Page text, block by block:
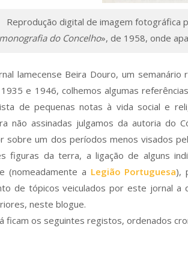
Reprodução digital de imagem fotográfica
monografia do Concelho», de 1958, onde
lamecense Beira Douro, um
e 1946, colhemos algumas
de pequenas notas à vida social e
não assinadas julgamos da autoria do
sobre um dos períodos menos visados
figuras da terra, a ligação de alguns
(nomeadamente a Legião Portuguesa),
de tópicos veiculados por este jornal
neste blogue.
ficam os seguintes registos, ordenados